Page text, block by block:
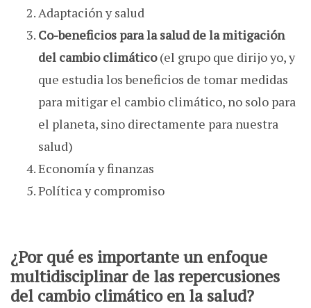
Adaptación y salud
Co-beneficios para la salud de la mitigación
del cambio climático(el grupo que dirijo yo, y
que estudia los beneficios de tomar medidas
para mitigar el cambio climático, no solo para
el planeta, sino directamente para nuestra
salud)
Economía y finanzas
Política y compromiso
¿Por qué es importante un enfoque
multidisciplinar de las repercusiones
del cambio climático en la salud?